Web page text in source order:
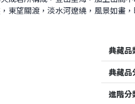
東望關渡，淡水河遼繞，風景如畫
典藏品
典藏品
進階分